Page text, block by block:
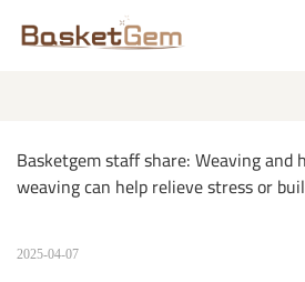
Basketgem staff share: Weaving and
weaving can help relieve stress or
2025-04-07